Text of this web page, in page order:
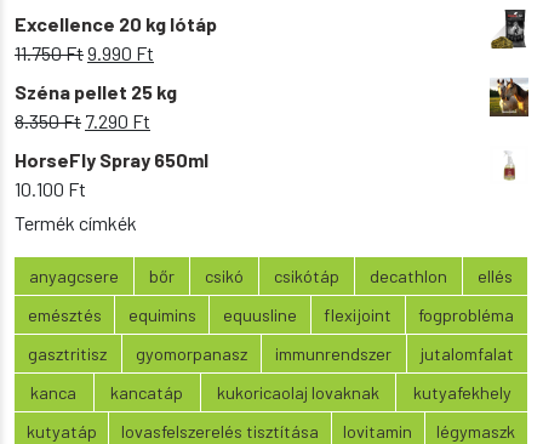
price
was:
price
is:
Excellence 20 kg lótáp
11.750FtOriginal
price
was:
9.990 Ft
price
is:
Széna pellet 25 kg
8.350Ft Original
price
was:
7.290 Ft
price
HorseFly Spray 650ml
10.100 Ft
Termék címkék
anyagcsere bőr csikó csikótáp decathlon
ellés
emésztés
equimins equusline flexijoint
fogprobléma
gasztritisz
gyomorpanasz immunrendszer
jutalomfalat
kanca
kancatáp kukoricaolaj lovaknak
kutyafekhely
kutyatáp
lovasfelszerelés tisztítása lovitamin
légymaszk